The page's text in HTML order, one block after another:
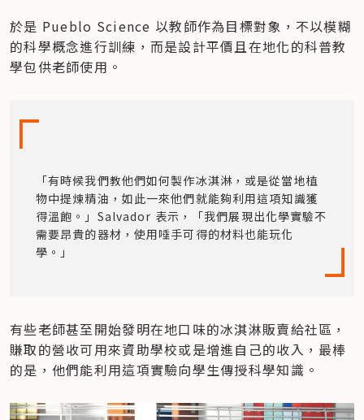
於是 Pueblo Science 以教師作為目標對象，不以模糊
的科學概念進行訓練，而是設計平價且在地化的科普教
學包供老師使用。
「有時候我們教他們如何製作冰淇淋，或是從當地植
物中提煉精油，如此一來他們就能夠利用這項知識獲
得溫飽。」Salvador 表示，「我們展現出化學實驗不
需要昂貴的器材，使用唾手可得的材料也能玩化
學。」
有些老師甚至開始發明在地口味的冰淇淋販賣給社區，
賺取的營收可用來資助學校或是增進自己的收入，最棒
的是，他們能利用這項實驗向學生傳授科學知識。